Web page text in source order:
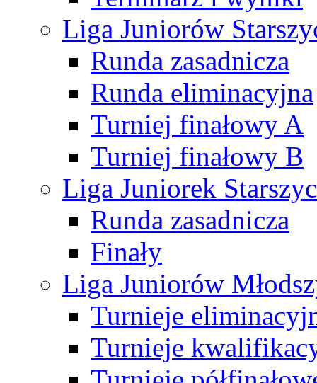
Liga Juniorów
Runda zasadnicza
Runda eliminacyjna
Turniej finałowy A
Turniej finałowy B
Liga Juniorek
Runda zasadnicza
Finały
Liga Juniorów
Turnieje
Turnieje